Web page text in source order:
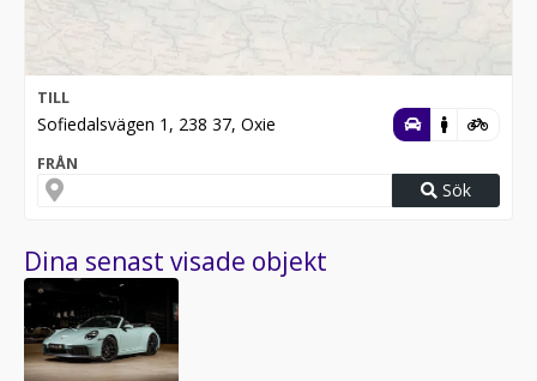
TILL
Sofiedalsvägen 1, 238 37, Oxie
FRÅN
Sök
Dina senast visade objekt